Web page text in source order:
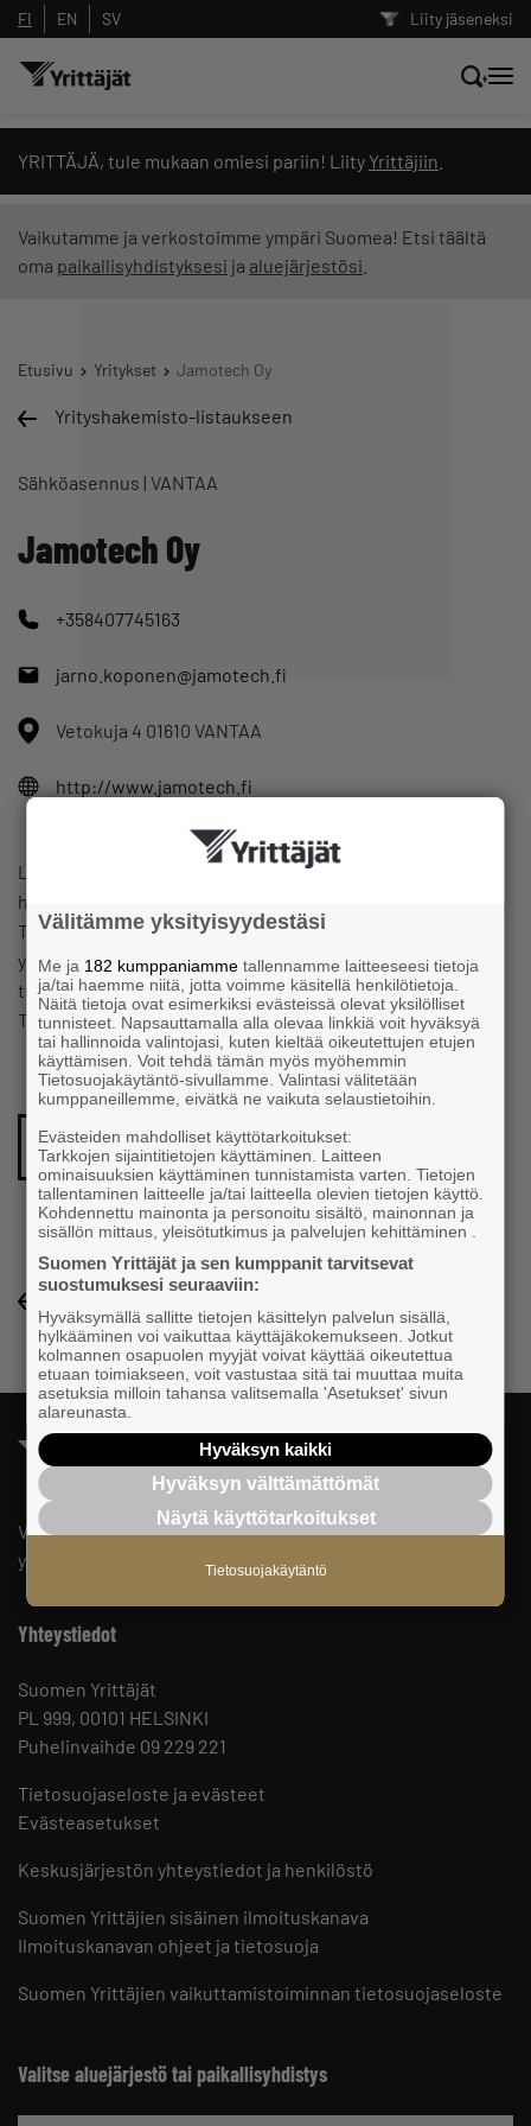
Liity jäseneksi
FI EN SV
YRITTÄJÄ, tule mukaan omiesi pariin! Liity Yrittäjiin
Vaikutamme ja verkostoimme ympäri Suomea! Etsi täältä
oma paikallisyhdistyksesi ja aluejärjestösi
Etusivu Yritykset Jamotech Oy
Yrityshakemisto-listaukseen
Sähköasennus | VANTAA
Jamotech Oy
+358407745163
jarno.koponen@jamotech.fi
Vetokuja 4 01610 VANTAA
http://www.jamotech.fi
Liiketoimintaamme kuuluu sähköasennus, sähköurakointi,
huolto-, korjaus-, suunnittelu- ja myyntipalvelut.
Tarjoamme palveluitamme yrityksille, yhteisöille ja
yksityishenkilöille. Palveluidemme laatu, luotettavuus,
turvallisuus ja työn joustavuus on meille tärkeä asia.
Tavoitteenamme on aina tyytyväinen asiakas.
FACEBOOK-PROFIILI
Valtakunnallista, alueellista ja paikallista vaikuttamista pk-
yrittäjien puolesta.
Yhteystiedot
Suomen Yrittäjät
PL 999, 00101 HELSINKI
Puhelinvaihde 09 229 221
Tietosuojaseloste ja evästeet
Evästeasetukset
Keskusjärjestön yhteystiedot ja henkilöstö
Suomen Yrittäjien sisäinen ilmoituskanava
Ilmoituskanavan ohjeet ja tietosuoja
Suomen Yrittäjien vaikuttamistoiminnan tietosuojaseloste
Valitse aluejärjestö tai paikallisyhdistys
Hae sivustolta tai kysy suoraan
Yrittäjien tekoälyltä
Suodata hakutuloksia: näytä kaikki sisältö
Välitämme yksityisyydestäsi
Me ja 182 kumppaniamme tallennamme laitteeseesi tietoja
ja/tai haemme niitä, jotta voimme käsitellä henkilötietoja.
Näitä tietoja ovat esimerkiksi evästeissä olevat yksilölliset
tunnisteet. Napsauttamalla alla olevaa linkkiä voit hyväksyä
tai hallinnoida valintojasi, kuten kieltää oikeutettujen etujen
käyttämisen. Voit tehdä tämän myös myöhemmin
Tietosuojakäytäntö-sivullamme. Valintasi välitetään
kumppaneillemme, eivätkä ne vaikuta selaustietoihin.
Evästeiden mahdolliset käyttötarkoitukset:
Tarkkojen sijaintitietojen käyttäminen. Laitteen
ominaisuuksien käyttäminen tunnistamista varten. Tietojen
tallentaminen laitteelle ja/tai laitteella olevien tietojen käyttö.
Kohdennettu mainonta ja personoitu sisältö, mainonnan ja
sisällön mittaus, yleisötutkimus ja palvelujen kehittäminen .
Suomen Yrittäjät ja sen kumppanit tarvitsevat
suostumuksesi seuraaviin:
Hyväksymällä sallitte tietojen käsittelyn palvelun sisällä,
hylkääminen voi vaikuttaa käyttäjäkokemukseen. Jotkut
kolmannen osapuolen myyjät voivat käyttää oikeutettua
etuaan toimiakseen, voit vastustaa sitä tai muuttaa muita
asetuksia milloin tahansa valitsemalla 'Asetukset' sivun
alareunasta.
Hyväksyn kaikki
Hyväksyn välttämättömät
Näytä käyttötarkoitukset
Tietosuojakäytäntö